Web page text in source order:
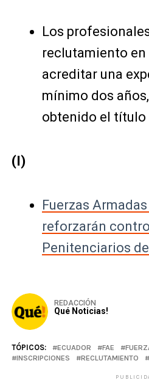
Los
reclutamiento en
acreditar una
mínimo dos
obtenido el
(I)
Fuerzas
reforzarán
Penitenciarios
REDACCIÓN
Qué Noticias!
TÓPICOS: ECUADOR FAE
INSCRIPCIONES
RECLUTAMIENTO